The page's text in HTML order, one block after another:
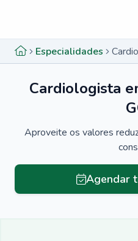
Especialidades
Cardiologista
Aproveite os valores
Agendar